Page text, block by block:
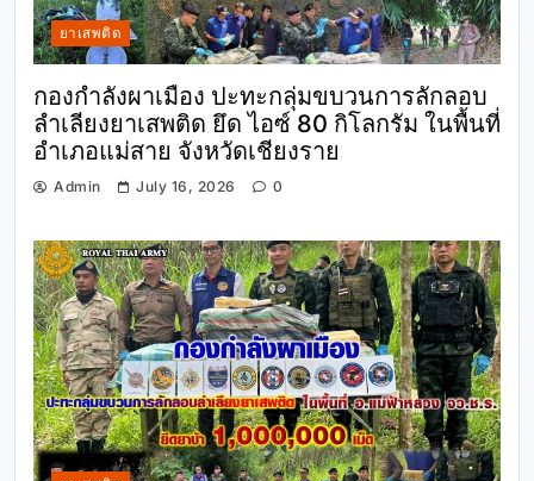
ยาเสพติด
กองกำลังผาเมือง ปะทะกลุ่มขบวนการลักลอบ
ลำเลียงยาเสพติด ยึด ไอซ์ 80 กิโลกรัม ในพื้นที่
อำเภอแม่สาย จังหวัดเชียงราย
Admin July 16, 2026 0